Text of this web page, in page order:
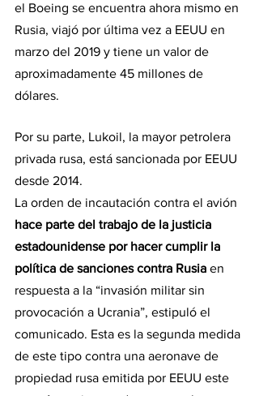
el Boeing se encuentra ahora mismo en
Rusia, viajó por última vez a EEUU en
marzo del 2019 y tiene un valor de
aproximadamente 45 millones de
dólares.
Por su parte, Lukoil, la mayor petrolera
privada rusa, está sancionada por EEUU
desde 2014.
La orden de incautación contra el avión
hace parte del trabajo de la justicia
estadounidense por hacer cumplir la
política de sanciones contra Rusia en
respuesta a la “invasión militar sin
provocación a Ucrania”, estipuló el
comunicado. Esta es la segunda medida
de este tipo contra una aeronave de
propiedad rusa emitida por EEUU este